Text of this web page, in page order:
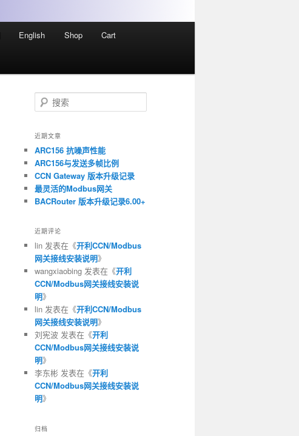
English Shop Cart
搜
索
近期文章
ARC156 抗噪声性能
ARC156与发送多帧比例
CCN Gateway 版本升级记录
最灵活的Modbus网关
BACRouter 版本升级记录6.00+
近期评论
lin 发表在《开利CCN/Modbus
网关接线安装说明》
wangxiaobing 发表在《开利
CCN/Modbus网关接线安装说
明》
lin 发表在《开利CCN/Modbus
网关接线安装说明》
刘宪波 发表在《开利
CCN/Modbus网关接线安装说
明》
李东彬 发表在《开利
CCN/Modbus网关接线安装说
明》
归档